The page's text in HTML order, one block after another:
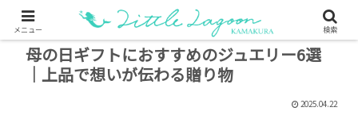
母の日ギフトにおすすめのジュエリー6選
｜上品で想いが伝わる贈り物
2025.04.22
メニュー 検索